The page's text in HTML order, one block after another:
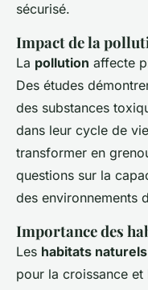
sécurisé.
Impact de la
La pollution affecte
Des études
des substances
dans leur cycle de
transformer en
questions sur la
des environnements
Importance des
Les habitats naturels
pour la croissance